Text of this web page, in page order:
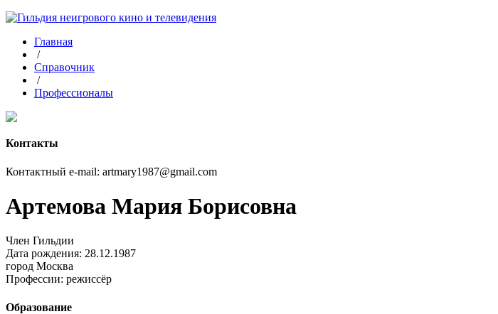
Главная
/
Справочник
/
Профессионалы
Контакты
Контактный e-mail: artmary1987@gmail.com
Артемова Мария Борисовна
Член Гильдии
Дата рождения: 28.12.1987
город Москва
Профессии: режиссёр
Образование